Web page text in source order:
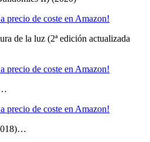
de la luz (2ª edición actualizada